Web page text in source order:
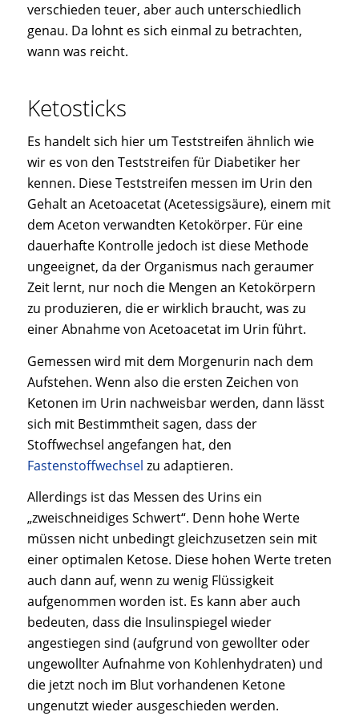
verschieden teuer, aber auch unterschiedlich
genau. Da lohnt es sich einmal zu betrachten,
wann was reicht.
Ketosticks
Es handelt sich hier um Teststreifen ähnlich wie
wir es von den Teststreifen für Diabetiker her
kennen. Diese Teststreifen messen im Urin den
Gehalt an Acetoacetat (Acetessigsäure), einem mit
dem Aceton verwandten Ketokörper. Für eine
dauerhafte Kontrolle jedoch ist diese Methode
ungeeignet, da der Organismus nach geraumer
Zeit lernt, nur noch die Mengen an Ketokörpern
zu produzieren, die er wirklich braucht, was zu
einer Abnahme von Acetoacetat im Urin führt.
Gemessen wird mit dem Morgenurin nach dem
Aufstehen. Wenn also die ersten Zeichen von
Ketonen im Urin nachweisbar werden, dann lässt
sich mit Bestimmtheit sagen, dass der
Stoffwechsel angefangen hat, den
Fastenstoffwechsel zu adaptieren.
Allerdings ist das Messen des Urins ein
„zweischneidiges Schwert“. Denn hohe Werte
müssen nicht unbedingt gleichzusetzen sein mit
einer optimalen Ketose. Diese hohen Werte treten
auch dann auf, wenn zu wenig Flüssigkeit
aufgenommen worden ist. Es kann aber auch
bedeuten, dass die Insulinspiegel wieder
angestiegen sind (aufgrund von gewollter oder
ungewollter Aufnahme von Kohlenhydraten) und
die jetzt noch im Blut vorhandenen Ketone
ungenutzt wieder ausgeschieden werden.